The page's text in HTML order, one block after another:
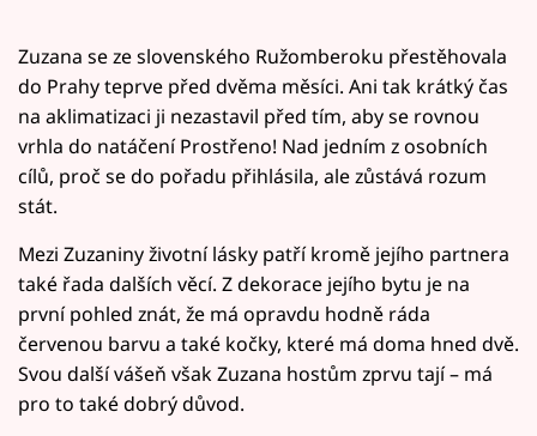
Zuzana se ze slovenského Ružomberoku přestěhovala
do Prahy teprve před dvěma měsíci. Ani tak krátký čas
na aklimatizaci ji nezastavil před tím, aby se rovnou
vrhla do natáčení Prostřeno! Nad jedním z osobních
cílů, proč se do pořadu přihlásila, ale zůstává rozum
stát.
Mezi Zuzaniny životní lásky patří kromě jejího partnera
také řada dalších věcí. Z dekorace jejího bytu je na
první pohled znát, že má opravdu hodně ráda
červenou barvu a také kočky, které má doma hned dvě.
Svou další vášeň však Zuzana hostům zprvu tají – má
pro to také dobrý důvod.